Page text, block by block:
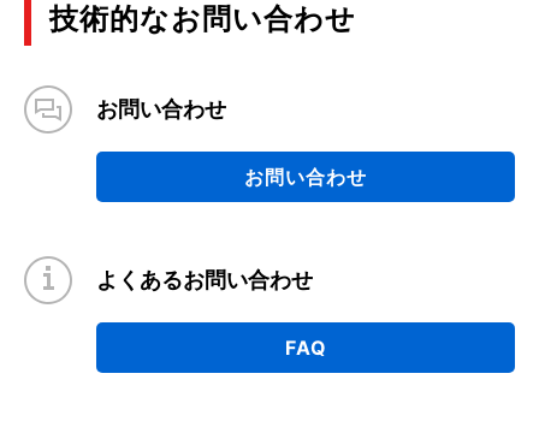
技術的なお問い合わせ
お問い合わせ
お問い合わせ
よくあるお問い合わせ
FAQ